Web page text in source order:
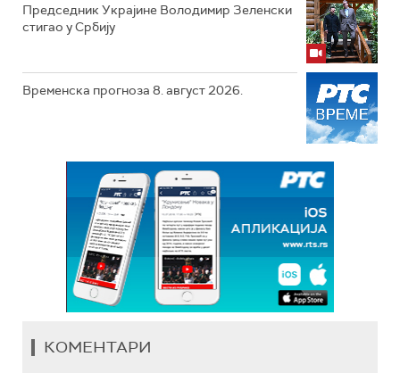
Председник Украјине Володимир Зеленски
стигао у Србију
Временска прогноза 8. август 2026.
КОМЕНТАРИ